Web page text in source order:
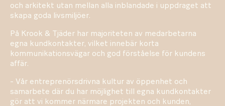
och arkitekt utan mellan alla inblandade i uppdraget att
skapa goda livsmiljöer.
På Krook & Tjäder har majoriteten av medarbetarna
egna kundkontakter, vilket innebär korta
kommunikationsvägar och god förståelse för kundens
affär.
- Vår entreprenörsdrivna kultur av öppenhet och
samarbete där du har möjlighet till egna kundkontakter
gör att vi kommer närmare projekten och kunden,